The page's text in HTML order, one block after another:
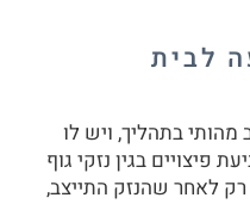
לבית
בתהליך, ויש לו
פיצויים בגין נזקי גוף
לאחר שהנזק התייצב,